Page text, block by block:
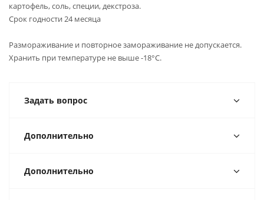
картофель, соль, специи, декстроза.
Срок годности 24 месяца
Размораживание и повторное замораживание не допускается.
Хранить при температуре не выше -18°С.
Задать вопрос
Дополнительно
Дополнительно